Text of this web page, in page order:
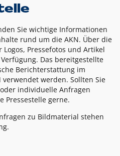
Sie wichtige Informationen
rund um die AKN. Über die
Pressefotos und Artikel
Das bereitgestellte
Berichterstattung im
werden. Sollten Sie
individuelle Anfragen
Pressestelle gerne.
zu Bildmaterial stehen